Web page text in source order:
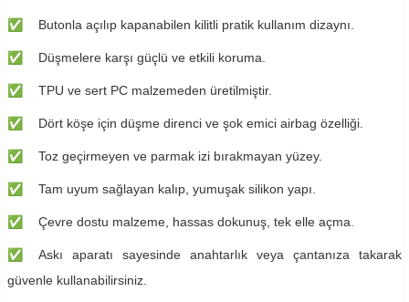
✅ ​​​Butonla açılıp kapanabilen kilitli pratik kullanım dizaynı.
✅ ​​​Düşmelere karşı güçlü ve etkili koruma.
✅ ​​​TPU ve sert PC malzemeden üretilmiştir.
✅ ​​​Dört köşe için düşme direnci ve şok emici airbag özelliği.
✅ ​​​Toz geçirmeyen ve parmak izi bırakmayan yüzey.
✅ ​​​Tam uyum sağlayan kalıp, yumuşak silikon yapı.
✅ ​​​Çevre dostu malzeme, hassas dokunuş, tek elle açma.
✅ ​​​Askı aparatı sayesinde anahtarlık veya çantanıza takarak
güvenle kullanabilirsiniz.